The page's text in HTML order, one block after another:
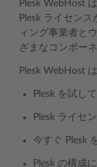
Plesk WebHost
Plesk ライセン
ィング事業者と
ざまなコンポー
Plesk WebHost
Plesk を試し
Plesk ライセ
今すぐ Plesk
Plesk の構成